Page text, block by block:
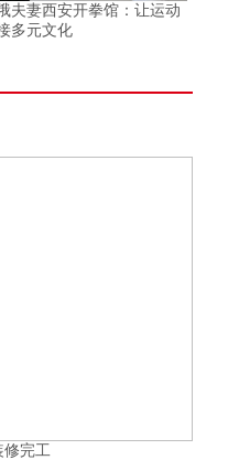
夫妻西安开拳馆：让运动
多元文化
修完工